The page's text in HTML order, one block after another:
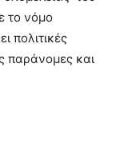
το νόμο
πολιτικές
παράνομες και